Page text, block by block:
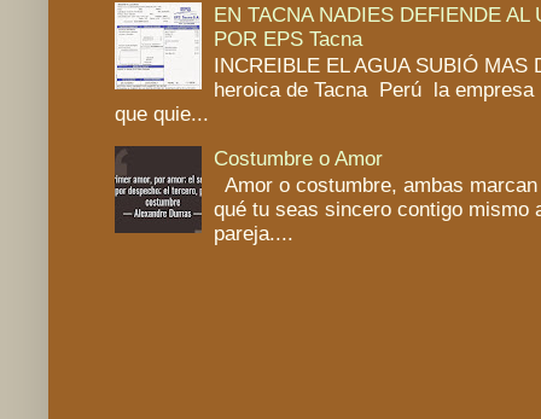
EN TACNA NADIES DEFIENDE
POR EPS Tacna
INCREIBLE EL AGUA SUBIÓ MAS
heroica de Tacna Perú la
que quie...
Costumbre o Amor
Amor o costumbre, ambas
qué tu seas sincero contigo mismo
pareja....